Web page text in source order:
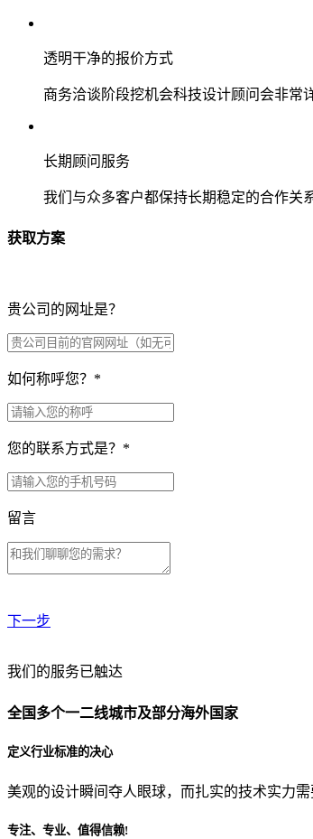
透明干净的报价方式
商务洽谈阶段挖机会科技设计顾问会非常
长期顾问服务
我们与众多客户都保持长期稳定的合作关
获取方案
贵公司的网址是？
如何称呼您？ *
您的联系方式是？ *
留言
下一步
贵公司预算范围是？
贵公司的团队规模是？
我们的服务已触达
全国多个一二线城市及部分海外国家
定义行业标准的决心
美观的设计瞬间夺人眼球，而扎实的技术实力
专注、专业、值得信赖!